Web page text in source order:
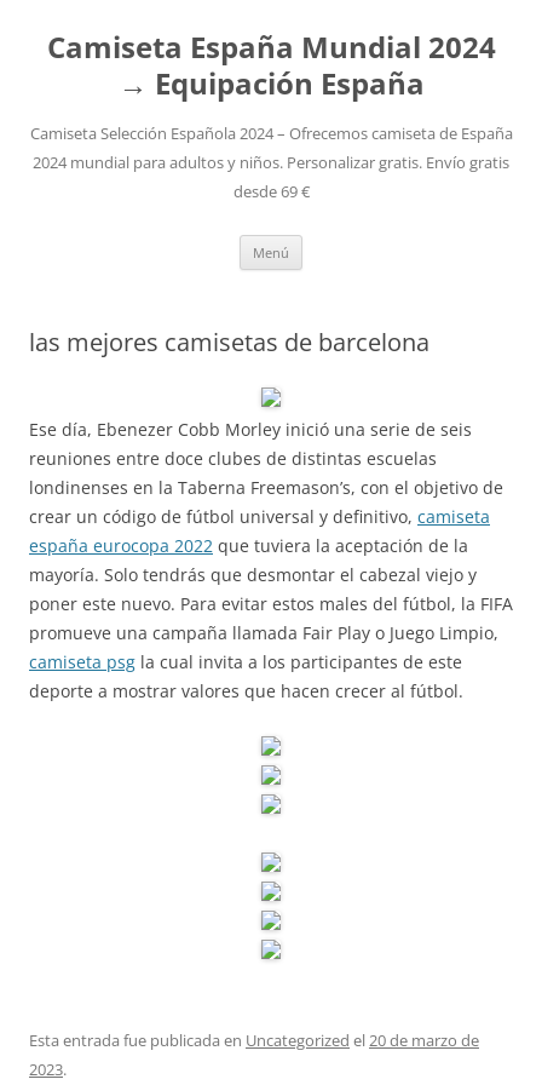
Camiseta España Mundial 2024
→ Equipación España
Camiseta Selección Española 2024 – Ofrecemos camiseta de España
2024 mundial para adultos y niños. Personalizar gratis. Envío gratis
desde 69 €
Menú
las mejores camisetas de barcelona
Ese día, Ebenezer Cobb Morley inició una serie de seis
reuniones entre doce clubes de distintas escuelas
londinenses en la Taberna Freemason’s, con el objetivo de
crear un código de fútbol universal y definitivo, camiseta
españa eurocopa 2022 que tuviera la aceptación de la
mayoría. Solo tendrás que desmontar el cabezal viejo y
poner este nuevo. Para evitar estos males del fútbol, la FIFA
promueve una campaña llamada Fair Play o Juego Limpio,
camiseta psg la cual invita a los participantes de este
deporte a mostrar valores que hacen crecer al fútbol.
Esta entrada fue publicada en Uncategorized el20 de marzo de
2023.